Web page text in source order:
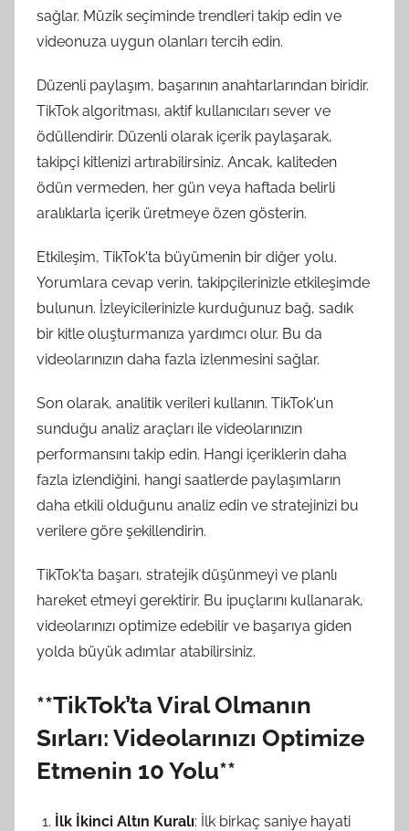
sağlar. Müzik seçiminde trendleri takip edin ve
videonuza uygun olanları tercih edin.
Düzenli paylaşım, başarının anahtarlarından biridir.
TikTok algoritması, aktif kullanıcıları sever ve
ödüllendirir. Düzenli olarak içerik paylaşarak,
takipçi kitlenizi artırabilirsiniz. Ancak, kaliteden
ödün vermeden, her gün veya haftada belirli
aralıklarla içerik üretmeye özen gösterin.
Etkileşim, TikTok'ta büyümenin bir diğer yolu.
Yorumlara cevap verin, takipçilerinizle etkileşimde
bulunun. İzleyicilerinizle kurduğunuz bağ, sadık
bir kitle oluşturmanıza yardımcı olur. Bu da
videolarınızın daha fazla izlenmesini sağlar.
Son olarak, analitik verileri kullanın. TikTok'un
sunduğu analiz araçları ile videolarınızın
performansını takip edin. Hangi içeriklerin daha
fazla izlendiğini, hangi saatlerde paylaşımların
daha etkili olduğunu analiz edin ve stratejinizi bu
verilere göre şekillendirin.
TikTok'ta başarı, stratejik düşünmeyi ve planlı
hareket etmeyi gerektirir. Bu ipuçlarını kullanarak,
videolarınızı optimize edebilir ve başarıya giden
yolda büyük adımlar atabilirsiniz.
**TikTok’ta Viral Olmanın
Sırları: Videolarınızı Optimize
Etmenin 10 Yolu**
İlk İkinci Altın Kuralı: İlk birkaç saniye hayati